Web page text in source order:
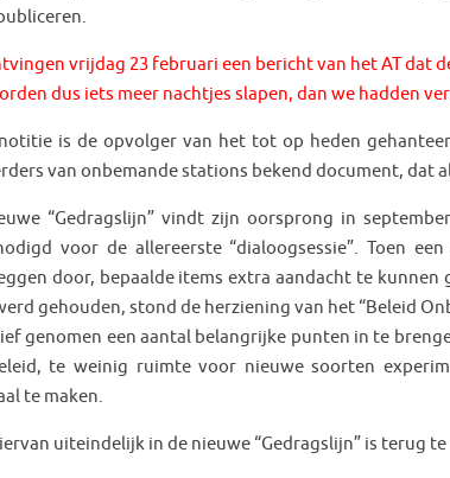
vrijdag 23 februari een bericht van het AT dat
dus iets meer nachtjes slapen, dan we hadden
is de opvolger van het tot op heden
van onbemande stations bekend document, dat
“Gedragslijn” vindt zijn oorsprong in
voor de allereerste “dialoogsessie”. Toen
door, bepaalde items extra aandacht te
gehouden, stond de herziening van het “Beleid
genomen een aantal belangrijke punten in te
te weinig ruimte voor nieuwe soorten
te maken.
uiteindelijk in de nieuwe “Gedragslijn” is terug